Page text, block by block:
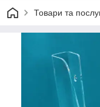
Товари та